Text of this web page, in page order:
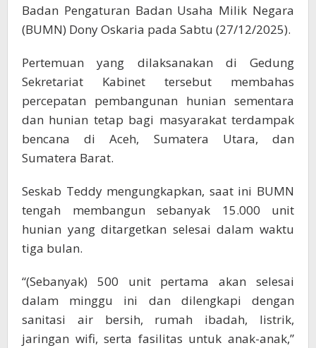
Badan Pengaturan Badan Usaha Milik Negara
(BUMN) Dony Oskaria pada Sabtu (27/12/2025).
Pertemuan yang dilaksanakan di Gedung
Sekretariat Kabinet tersebut membahas
percepatan pembangunan hunian sementara
dan hunian tetap bagi masyarakat terdampak
bencana di Aceh, Sumatera Utara, dan
Sumatera Barat.
Seskab Teddy mengungkapkan, saat ini BUMN
tengah membangun sebanyak 15.000 unit
hunian yang ditargetkan selesai dalam waktu
tiga bulan.
“(Sebanyak) 500 unit pertama akan selesai
dalam minggu ini dan dilengkapi dengan
sanitasi air bersih, rumah ibadah, listrik,
jaringan wifi, serta fasilitas untuk anak-anak,”